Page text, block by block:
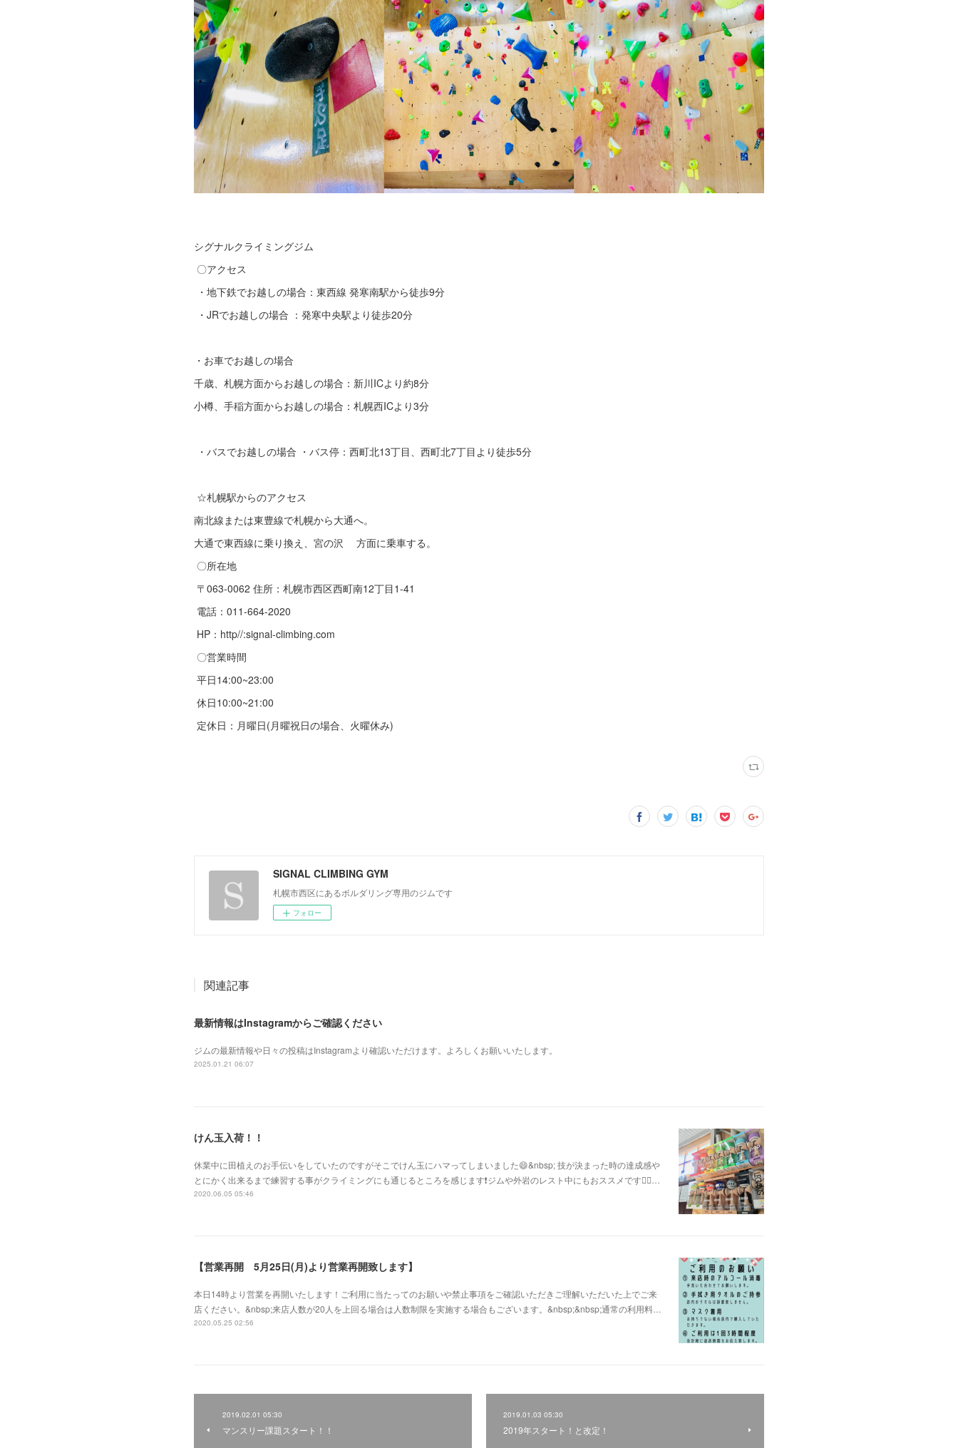
シグナルクライミングジム
〇アクセス
・地下鉄でお越しの場合：東西線 発寒南駅から徒歩9分
・JRでお越しの場合 ：発寒中央駅より徒歩20分
・お車でお越しの場合
千歳、札幌方面からお越しの場合：新川ICより約8分
小樽、手稲方面からお越しの場合：札幌西ICより3分
・バスでお越しの場合 ・バス停：西町北13丁目、西町北7丁目より徒歩5分
☆札幌駅からのアクセス
南北線または東豊線で札幌から大通へ。
大通で東西線に乗り換え、宮の沢 方面に乗車する。
〇所在地
〒063-0062 住所：札幌市西区西町南12丁目1-41
電話：011-664-2020
HP：http//:signal-climbing.com
〇営業時間
平日14:00~23:00
休日10:00~21:00
定休日：月曜日(月曜祝日の場合、火曜休み)
SIGNAL CLIMBING GYM
札幌市西区にあるボルダリング専用のジムです
フォロー
関連記事
最新情報はInstagramからご確認ください
ジムの最新情報や日々の投稿はInstagramより確認いただけます。よろしくお願いいたします。
2025.01.21 06:07
けん玉入荷！！
休業中に田植えのお手伝いをしていたのですがそこでけん玉にハマってしまいました😄&nbsp; 技が決まった時の達成感や
とにかく出来るまで練習する事がクライミングにも通じるところを感じます❗️ジムや外岩のレスト中にもおススメです👍🏻…
2020.06.05 05:46
【営業再開 5月25日(月)より営業再開致します】
本日14時より営業を再開いたします！ご利用に当たってのお願いや禁止事項をご確認いただきご理解いただいた上でご来
店ください。&nbsp;来店人数が20人を上回る場合は人数制限を実施する場合もございます。&nbsp;&nbsp;通常の利用料…
2020.05.25 02:56
2019.02.01 05:30
マンスリー課題スタート！！
2019.01.03 05:30
2019年スタート！と改定！